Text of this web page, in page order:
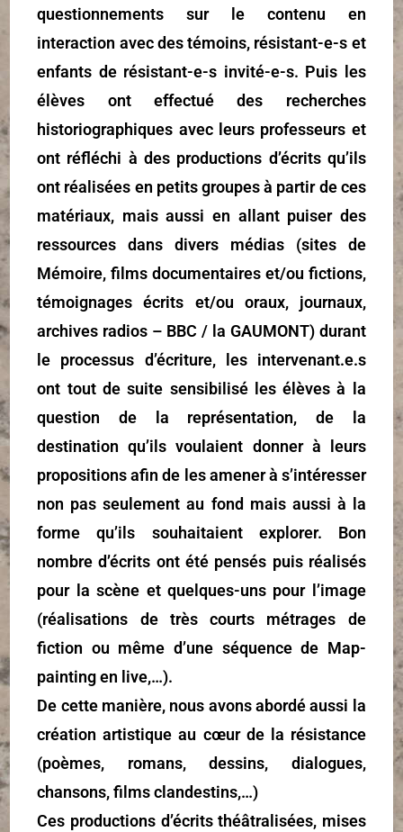
questionnements sur le contenu en
interaction avec des témoins, résistant-e-s et
enfants de résistant-e-s invité-e-s. Puis les
élèves ont effectué des recherches
historiographiques avec leurs professeurs et
ont réfléchi à des productions d’écrits qu’ils
ont réalisées en petits groupes à partir de ces
matériaux, mais aussi en allant puiser des
ressources dans divers médias (sites de
Mémoire, films documentaires et/ou fictions,
témoignages écrits et/ou oraux, journaux,
archives radios – BBC / la GAUMONT) durant
le processus d’écriture, les intervenant.e.s
ont tout de suite sensibilisé les élèves à la
question de la représentation, de la
destination qu’ils voulaient donner à leurs
propositions afin de les amener à s’intéresser
non pas seulement au fond mais aussi à la
forme qu’ils souhaitaient explorer. Bon
nombre d’écrits ont été pensés puis réalisés
pour la scène et quelques-uns pour l’image
(réalisations de très courts métrages de
fiction ou même d’une séquence de Map-
painting en live,…).
De cette manière, nous avons abordé aussi la
création artistique au cœur de la résistance
(poèmes, romans, dessins, dialogues,
chansons, films clandestins,…)
Ces productions d’écrits théâtralisées, mises